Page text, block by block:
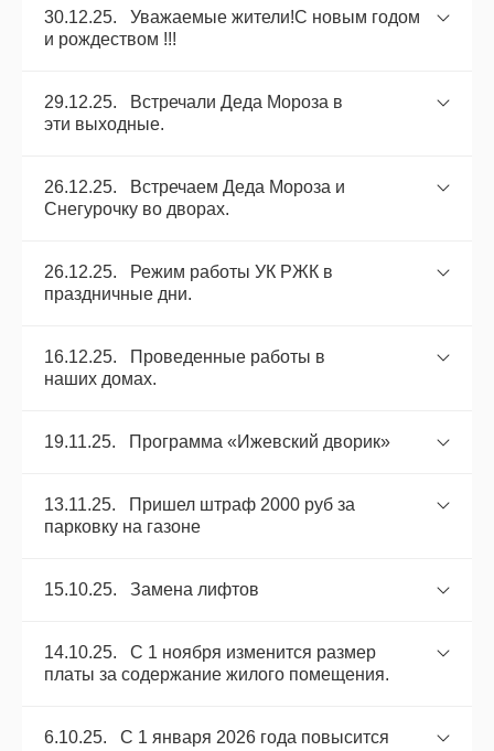
30.12.25. Уважаемые жители!С новым годом
и рождеством !!!
29.12.25. Встречали Деда Мороза в
эти выходные.
26.12.25. Встречаем Деда Мороза и
Снегурочку во дворах.
26.12.25. Режим работы УК РЖК в
праздничные дни.
16.12.25. Проведенные работы в
наших домах.
19.11.25. Программа «Ижевский дворик»
13.11.25. Пришел штраф 2000 руб за
парковку на газоне
15.10.25. Замена лифтов
14.10.25. С 1 ноября изменится размер
платы за содержание жилого помещения.
6.10.25. С 1 января 2026 года повысится